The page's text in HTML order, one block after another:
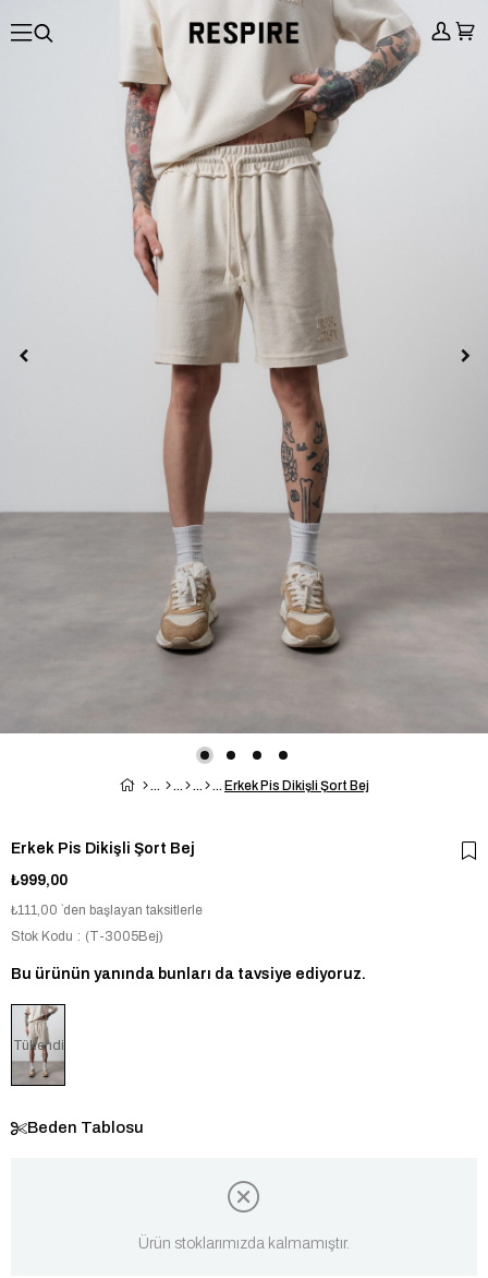
Erkek Pis Dikişli Şort Bej
Erkek Pis Dikişli Şort Bej
₺999,00
₺111,00 `den başlayan taksitlerle
Stok Kodu
(T-3005Bej)
Bu ürünün yanında bunları da tavsiye ediyoruz.
Tükendi
Beden Tablosu
Ürün stoklarımızda kalmamıştır.